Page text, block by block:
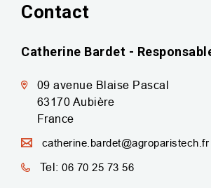
Contact
Catherine Bardet -
09 avenue Blaise Pascal
63170 Aubière
France
catherine.bardet@agroparistech.fr
Tel: 06 70 25 73 56